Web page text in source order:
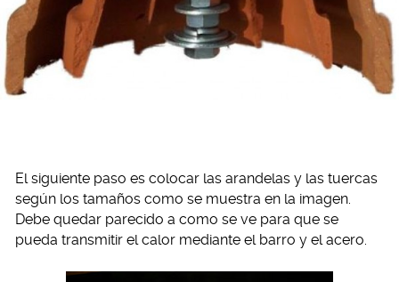
El siguiente paso es colocar las arandelas y las tuercas
según los tamaños como se muestra en la imagen.
Debe quedar parecido a como se ve para que se
pueda transmitir el calor mediante el barro y el acero.